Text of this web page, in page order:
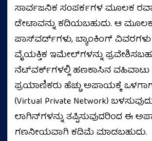
ಸಾರ್ವಜನಿಕ ಸಂಪರ್ಕಗಳ ಮೂಲಕ
ಡೇಟಾವನ್ನು ಕದಿಯಬಹುದು. ಆ
ಪಾಸ್‌ವರ್ಡ್‌ಗಳು, ಬ್ಯಾಂಕಿಂಗ್
ವೈಯಕ್ತಿಕ ಇಮೇಲ್‌ಗಳನ್ನು
ನೆಟ್‌ವರ್ಕ್‌ಗಳಲ್ಲಿ ಹಣಕಾಸಿನ
ಪ್ರಯಾಣಿಕರು ಹೆಚ್ಚು ಅಪಾಯಕ್ಕೆ
(Virtual Private Network)
ಲಾಗಿನ್‌ಗಳನ್ನು ತಪ್ಪಿಸುವುದರಿಂದ ಈ
ಗಣನೀಯವಾಗಿ ಕಡಿಮೆ ಮಾಡಬಹುದು.